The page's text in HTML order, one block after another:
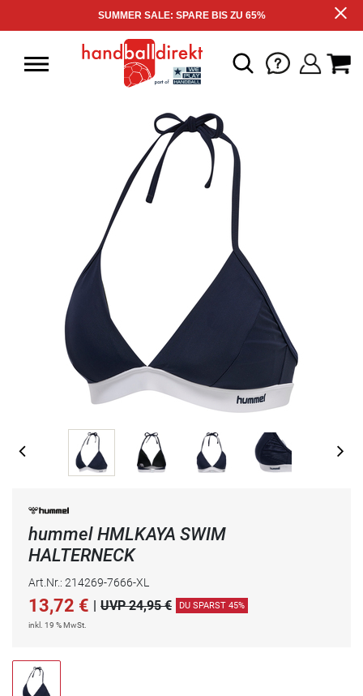
SUMMER SALE: SPARE BIS ZU 65%
hummel HMLKAYA SWIM
HALTERNECK
Art.Nr.: 214269-7666-XL
13,72 € | UVP 24,95 € DU SPARST 45%
inkl. 19 % MwSt.